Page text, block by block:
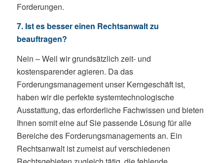
Forderungen.
7. Ist es besser einen Rechtsanwalt zu
beauftragen?
Nein – Weil wir grundsätzlich zeit- und
kostensparender agieren. Da das
Forderungsmanagement unser Kerngeschäft ist,
haben wir die perfekte systemtechnologische
Ausstattung, das erforderliche Fachwissen und bieten
Ihnen somit eine auf Sie passende Lösung für alle
Bereiche des Forderungsmanagements an. Ein
Rechtsanwalt ist zumeist auf verschiedenen